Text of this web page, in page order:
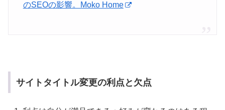
のSEOの影響。Moko Home
サイトタイトル変更の利点と欠点